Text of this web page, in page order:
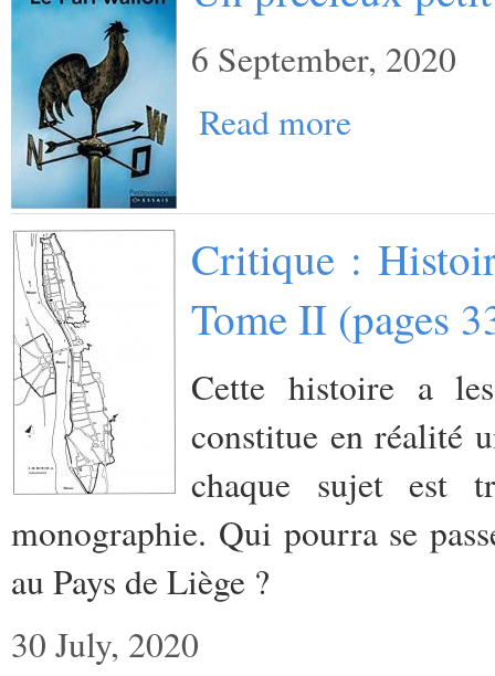
6 September, 2020
Read more
Critique :
Tome II (pages
Cette histoire a
constitue en réalité
chaque sujet est
monographie. Qui pourra se
au Pays de Liège ?
30 July, 2020